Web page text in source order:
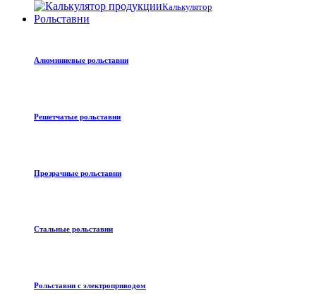
Калькулятор
Рольставни
Алюминиевые рольставни
Решетчатые рольставни
Прозрачные рольставни
Стальные рольставни
Рольставни с электроприводом